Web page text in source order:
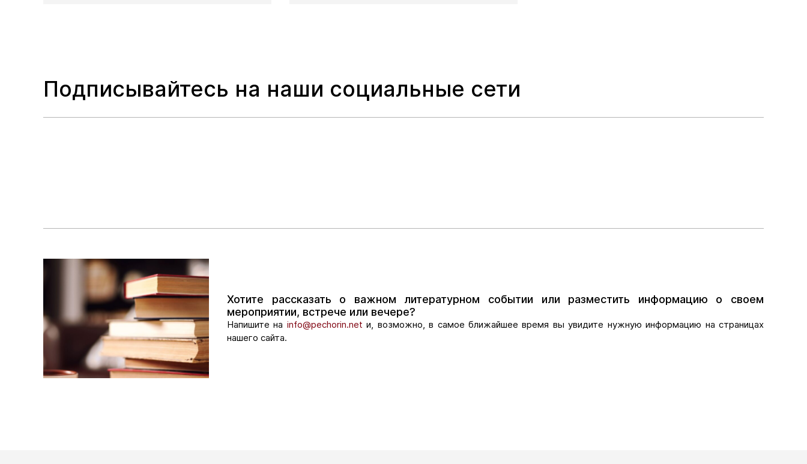
Подписывайтесь на наши социальные сети
Хотите рассказать о важном литературном событии или разместить информацию о своем
мероприятии, встрече или вечере?
Напишите на info@pechorin.net и, возможно, в самое ближайшее время вы увидите нужную информацию на страницах
нашего сайта.